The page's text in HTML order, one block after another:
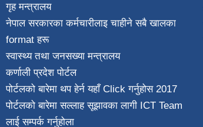
गृह मन्त्रालय
नेपाल सरकारका कर्मचारीलाइ चाहीने सबै खालका
format हरू
स्वास्थ्य तथा जनस‌ख्या मन्त्रालय
कर्णाली प्रदेश पाेर्टल
पोर्टलको बारेमा थप हेर्नयहाँ Click गर्नुहोस2017
पोर्टलको बारेमा सल्लाह सूझावका लागी ICT Team
लाई सम्पर्क गर्नुहोला